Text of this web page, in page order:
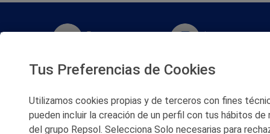
Twitter
Facebook
Youtube
Instagram
Slideshare
Soundcloud
Tus Preferencias de Cookies
Utilizamos cookies propias y de terceros con fines
pueden incluir la creación de un perfil con tus hábitos
del grupo Repsol. Selecciona Solo necesarias para